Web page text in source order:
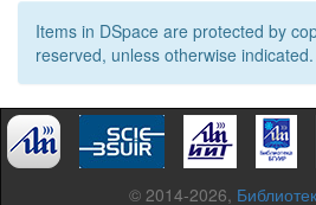
Items in DSpace are protected by
reserved, unless otherwise indicated.
© 2014-2026,